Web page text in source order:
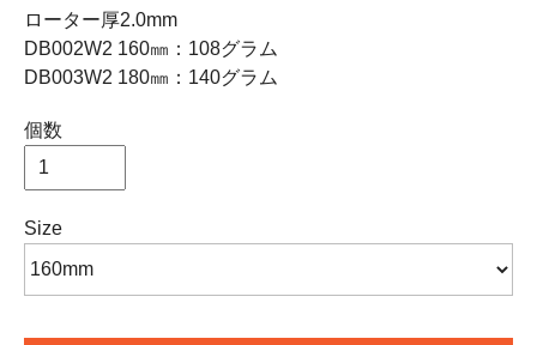
ローター厚2.0mm
DB002W2 160㎜：108グラム
DB003W2 180㎜：140グラム
個数
Size